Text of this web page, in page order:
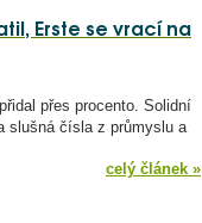
Erste se vrací na
přes procento. Solidní
slušná čísla z průmyslu a
celý článek »